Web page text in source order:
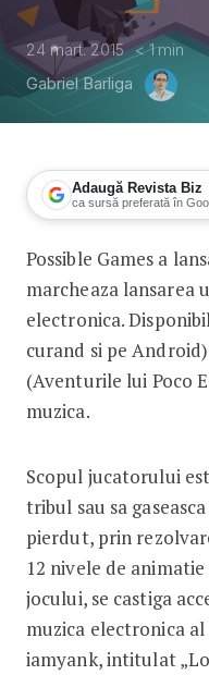
24 mart. 2015 < 1min
Gabriel Barliga
Adaugă Revista Biz
ca sursă preferată în
Cum lansezi
Possible Games a
marcheaza lansarea
electronica.
curand si pe
(Aventurile lui Poco
muzica.
Scopul jucatorului
tribul sau sa
pierdut, prin
12 nivele de
jocului, se castiga
muzica electronica
iamyank, intitulat